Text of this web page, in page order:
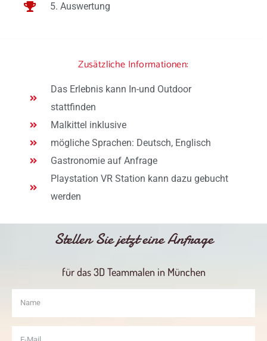
5. Auswertung
Zusätzliche Informationen:
Das Erlebnis kann In-und Outdoor
stattfinden
Malkittel inklusive
mögliche Sprachen: Deutsch, Englisch
Gastronomie auf Anfrage
Playstation VR Station kann dazu gebucht
werden
Stellen Sie jetzt eine Anfrage
für das 3D Teammalen in München